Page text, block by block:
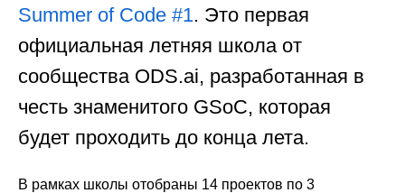
Summer of Code #1. Это первая
официальная летняя школа от
сообщества ODS.ai, разработанная в
честь знаменитого GSoC, которая
будет проходить до конца лета.
В рамках школы отобраны 14 проектов по 3